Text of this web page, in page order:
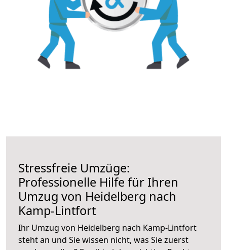
Stressfreie Umzüge:
Professionelle Hilfe für Ihren
Umzug von Heidelberg nach
Kamp-Lintfort
Ihr Umzug von Heidelberg nach Kamp-Lintfort
steht an und Sie wissen nicht, was Sie zuerst